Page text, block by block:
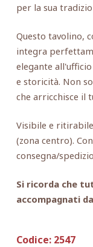
per la sua
Questo tavolino,
integra
elegante
e storicità. Non
che arricchisce il
Visibile e
(zona centro).
consegna/
Si ricorda che
accompagnati
Codice:2547